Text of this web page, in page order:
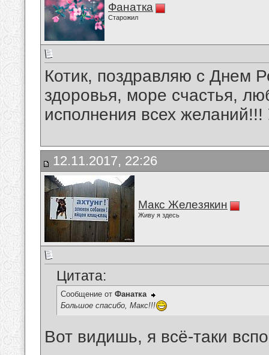
Фанатка
Старожил
Котик, поздравляю с Днем
здоровья, море счастья,
исполнения всех
12.11.2017, 22:26
Макс Железякин
Живу я здесь
Цитата:
Сообщение от Фанатка
Большое спасибо, Макс!!!
Вот видишь, я всё-таки